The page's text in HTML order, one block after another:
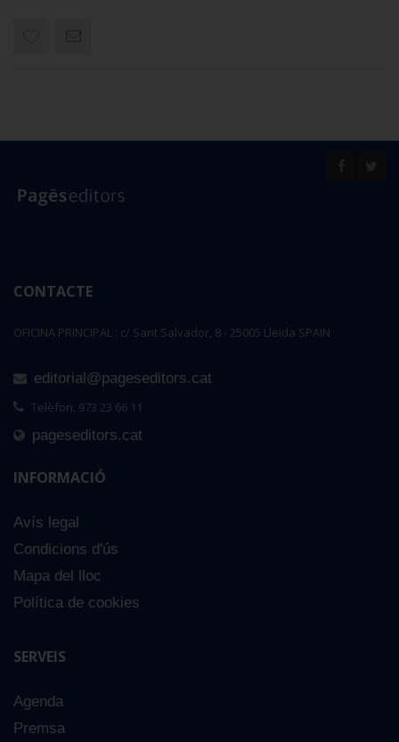
CONTACTE
OFICINA PRINCIPAL : c/ Sant Salvador, 8 - 25005 Lleida SPAIN
editorial@pageseditors.cat
Telèfon: 973 23 66 11
pageseditors.cat
INFORMACIÓ
Avís legal
Condicions d'ús
Mapa del lloc
Política de cookies
SERVEIS
Agenda
Premsa